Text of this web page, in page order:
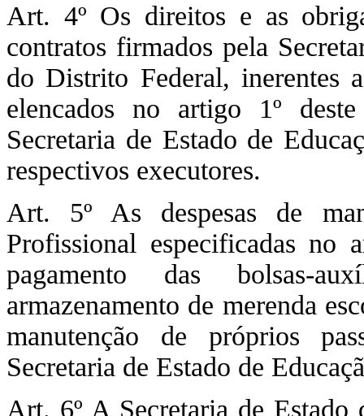
Art. 4º Os direitos e as
contratos firmados pela
do Distrito Federal, inerentes
elencados no artigo 1º
Secretaria de Estado de
respectivos executores.
Art. 5º As despesas de
Profissional especificadas no
pagamento das bolsas-
armazenamento de merenda
manutenção de próprios
Secretaria de Estado de
Art. 6º A Secretaria de Estado